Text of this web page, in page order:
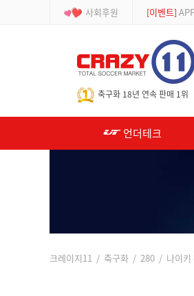
사회후원 [등급제] 회
축구화 18년 연속 판매 1위
언더테크
크레이지11 / 축구화 / 280 / 나이키